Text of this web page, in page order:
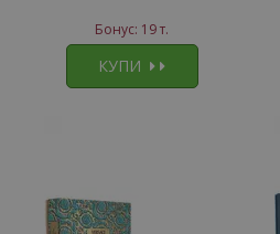
Бонус: 19 т.
КУПИ